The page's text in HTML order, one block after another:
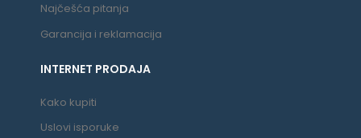
Najčešća pitanja
Garancija i reklamacija
INTERNET PRODAJA
Kako kupiti
Uslovi isporuke